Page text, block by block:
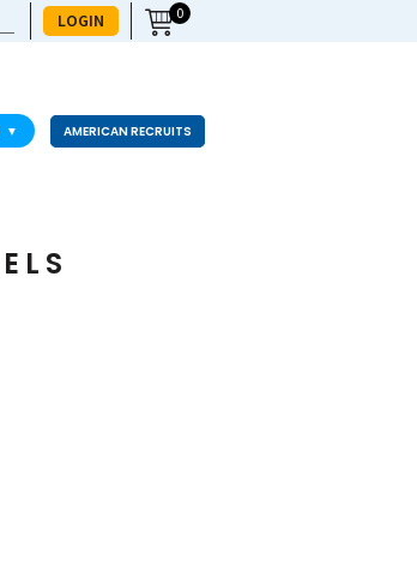
LOGIN 0
▼ AMERICAN RECRUITS